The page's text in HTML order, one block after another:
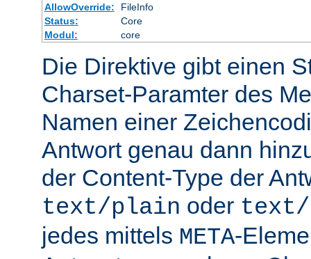
AllowOverride:
FileInfo
Status:
Core
Modul:
core
Die Direktive gibt einen
Charset-Paramter des
Namen einer
Antwort genau dann
der Content-Type der
text/plain oder text/
jedes mittels META-